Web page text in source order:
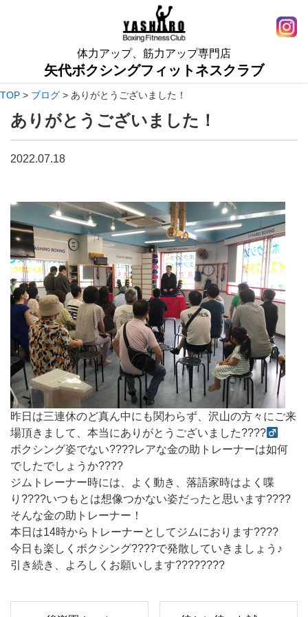
体力アップ、筋力アップ専門店
矢代ボクシングフィットネスクラブ
TOP > ブログ > ありがとうございました！
ありがとうございました！
2022.07.18
昨日は三連休のど真ん中にも関わらず、沢山の方々にご来
場頂きまして、本当にありがとうございました????‍
ボクシング姿でない????レアな金の助トレーナーは如何
でしたでしょうか????
ジムトレーナー時には、よく動き、落語家時はよく喋
り????いつもとは想像つかない姿だったと思います????
そんな金の助トレーナー！
本日は14時からトレーナーとしてジムにおります????
今日も楽しくボクシング????で発散していきましょう♪
引き続き、よろしくお願いします????????